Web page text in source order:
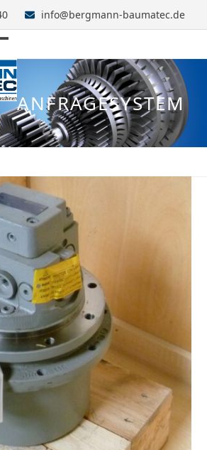
info@bergmann-baumatec.de
ANFRAGESYSTEM